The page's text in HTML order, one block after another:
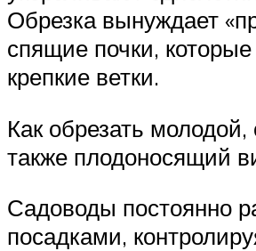
Обрезка вынуждает
спящие почки,
крепкие ветки.
Как обрезать
также плодоносящий
Садоводы постоянно
посадками,